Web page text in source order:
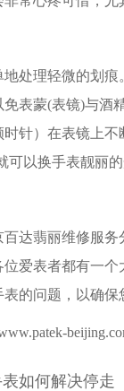
理轻微的划痕
表蒙(表镜)与酒
针）在表镜上
可以换手表靓丽的
达翡丽维修服务
爱表者都有一
的问题，以确保
如何解决停走